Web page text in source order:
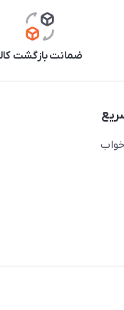
ضمانت بازگشت